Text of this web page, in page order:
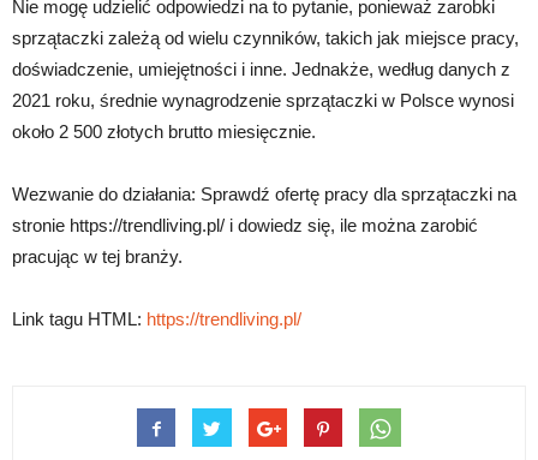
Nie mogę udzielić odpowiedzi na to pytanie, ponieważ zarobki
sprzątaczki zależą od wielu czynników, takich jak miejsce pracy,
doświadczenie, umiejętności i inne. Jednakże, według danych z
2021 roku, średnie wynagrodzenie sprzątaczki w Polsce wynosi
około 2 500 złotych brutto miesięcznie.
Wezwanie do działania: Sprawdź ofertę pracy dla sprzątaczki na
stronie https://trendliving.pl/ i dowiedz się, ile można zarobić
pracując w tej branży.
Link tagu HTML: https://trendliving.pl/